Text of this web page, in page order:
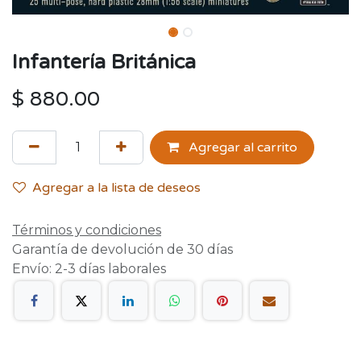
Infantería Británica
$ 880.00
Agregar al carrito
Agregar a la lista de deseos
Términos y condiciones
Garantía de devolución de 30 días
Envío: 2-3 días laborales